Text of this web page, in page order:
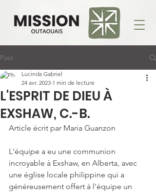
Post
L'ESPRIT DE DIEU À
EXSHAW, C.-B.
Lucinda Gabriel
24 avr. 2023 1 min de lecture
Article écrit par Maria Guanzon
L'équipe a eu une communion
incroyable à Exshaw, en Alberta, avec
une église locale philippine qui a
généreusement offert à l'équipe un